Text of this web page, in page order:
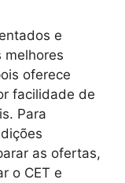
e
melhores
oferece
facilidade de
Para
as ofertas,
o CET e